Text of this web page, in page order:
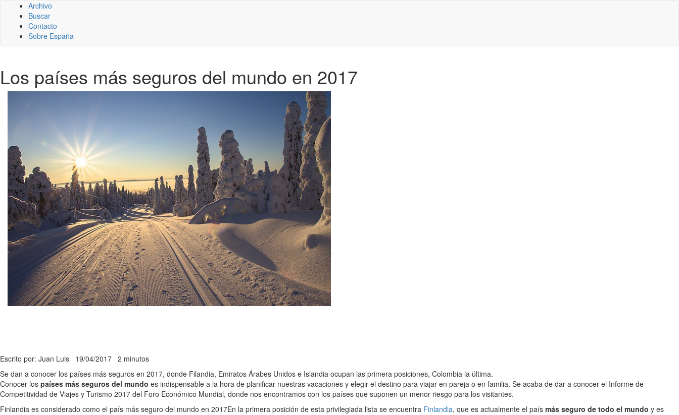
Archivo
Buscar
Contacto
Sobre España
Los países más seguros del mundo en 2017
Escrito por: Juan Luis 19/04/2017 2 minutos
Se dan a conocer los países más seguros en 2017, donde Filandia, Emiratos Árabes Unidos e Islandia ocupan las primera posiciones, Colombia la última.
Conocer los países más seguros del mundo es indispensable a la hora de planificar nuestras vacaciones y elegir el destino para viajar en pareja o en familia. Se acaba de dar a conocer el Informe de
Competitividad de Viajes y Turismo 2017 del Foro Económico Mundial, donde nos encontramos con los países que suponen un menor riesgo para los visitantes.
Finlandia es considerado como el país más seguro del mundo en 2017En la primera posición de esta privilegiada lista se encuentra Finlandia, que es actualmente el país más seguro de todo el mundo y es